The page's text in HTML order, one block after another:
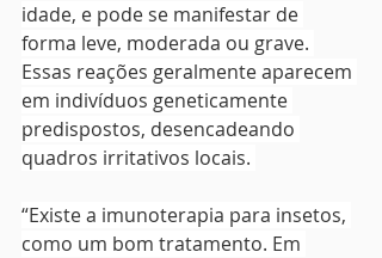
idade, e pode se manifestar de
forma leve, moderada ou grave.
Essas reações geralmente aparecem
em indivíduos geneticamente
predispostos, desencadeando
quadros irritativos locais.
“Existe a imunoterapia para insetos,
como um bom tratamento. Em